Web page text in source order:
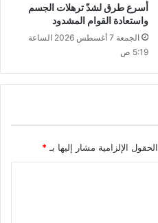
أسرع طرق لشدّ ترهلات الجسم
واستعادة القوام المشدود
الجمعة 7 أغسطس 2026 الساعة
5:19 ص
الحقول الإلزامية مشار إليها بـ *